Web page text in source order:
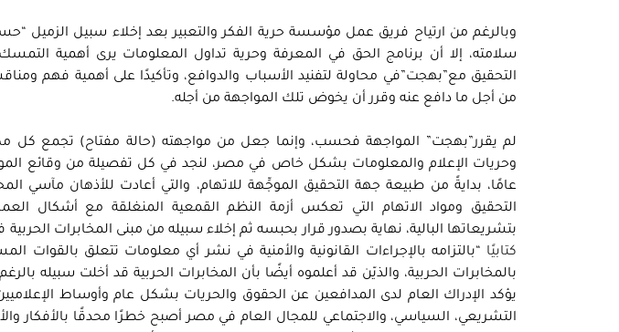
وبالرغم من ارتياح فريق عمل مؤسسة حرية الفكر والتعبير بعد إخلاء سبيل الزميل
سلامته، إلا أن برنامج الحق في المعرفة وحرية تداول المعلومات يرى أهمية
التحقيق مع”بهجت”في محاولة لتفنيد الأسباب والدوافع، وتأكيدًا على أهمية فهم
من أجل ما دافع عنه وقرر أن يخوض تلك المواجهة من أجله.
لم يقرر”بهجت” المواجهة فحسب، وإنما جعل من مواجهته (حالة مفتاح) تجمع كل
وحريات الإعلام والمعلومات بشكل خاص في مصر، لنجد في كل تفصيلة من وقائع
عامًا، بدايةً من طبيعة جهة التحقيق الموجِّهة للاتهام، والتي أعادت للأذهان مآسي
التحقيق ومواد الاتهام التي تعكس أزمة النظم القمعية المنغلقة مع أشكال
بتشريعاتها البالية، نهاية بصدور قرار بحبسه ثم إخلاء سبيله من مبنى المخابرات
كتابيًا “بالتزامه بالإجراءات القانونية والأمنية في نشر أي معلومات تتعلق بالقوات
بالمخابرات الحربية، والذيّن قد أعلموه أيضًا بأن المخابرات الحربية قد أخلت سبيله
يؤكد الإدراك العام لدى المدافعين عن الحقوق والحريات بشكل عام وأوساط
التشريعي، السياسي، والاجتماعي للمجال العام في مصر أصبح خطرًا محدقًا بالأفكار